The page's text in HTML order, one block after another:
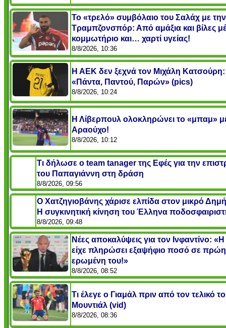
Το «τρελό» συμβόλαιο του Σαλάχ με την
Τραμπζονσπόρ: Από αμάξια και βίλες
κομμωτήριο και… χαρτί υγείας!
8/8/2026, 10:36
Η ΑΕΚ δεν ξεχνά τον Μιχάλη Κατσούρη:
«Πάντα, Παντού, Παρών» (pics)
8/8/2026, 10:24
Η Λίβερπουλ ολοκληρώνει το «μπαμ»
Αραούχο!
8/8/2026, 10:12
Τι δήλωσε ο team tanager της Εφές για την
του Παπαγιάννη στη δράση
8/8/2026, 09:56
Ο Χατζηγιοβάνης χάρισε ελπίδα στον μικρό
Η συγκινητική κίνηση του Έλληνα
8/8/2026, 09:48
Νέες αποκαλύψεις για τον Ινφαντίνο:
είχε πληρώσει εξαψήφιο ποσό σε
ερωμένη του!»
8/8/2026, 08:52
Τι έλεγε ο Γιαμάλ πριν από τον τελικό
Μουντιάλ (vid)
8/8/2026, 08:36